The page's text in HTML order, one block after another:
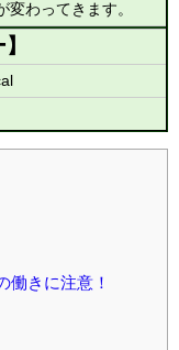
わってきます。
働きに注意！